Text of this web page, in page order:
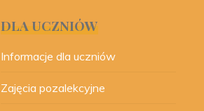
DLA UCZNIÓW
Informacje dla uczniów
Zajęcia pozalekcyjne